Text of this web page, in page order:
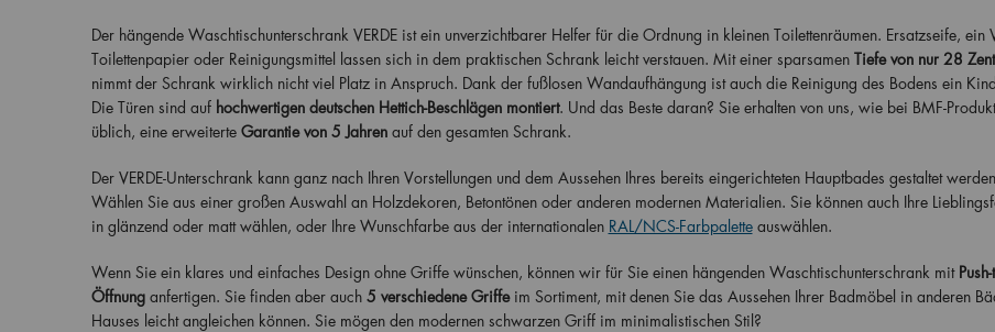
Der hängende Waschtischunterschrank VERDE ist ein unverzichtbarer Helfer für die Ordnung in kleinen Toilettenräumen. Ersatzseife, ein
Toilettenpapier oder Reinigungsmittel lassen sich in dem praktischen Schrank leicht verstauen. Mit einer sparsamen Tiefe von nur 28
nimmt der Schrank wirklich nicht viel Platz in Anspruch. Dank der fußlosen Wandaufhängung ist auch die Reinigung des Bodens ein
Die Türen sind auf hochwertigen deutschen Hettich-Beschlägen montiert. Und das Beste daran? Sie erhalten von uns, wie bei BMF-
üblich, eine erweiterte Garantie von 5 Jahrenauf den gesamten Schrank.
Der VERDE-Unterschrank kann ganz nach Ihren Vorstellungen und dem Aussehen Ihres bereits eingerichteten Hauptbades gestaltet
Wählen Sie aus einer großen Auswahl an Holzdekoren, Betontönen oder anderen modernen Materialien. Sie können auch Ihre
in glänzend oder matt wählen, oder Ihre Wunschfarbe aus der internationalen RAL/NCS-Farbpaletteauswählen.
Wenn Sie ein klares und einfaches Design ohne Griffe wünschen, können wir für Sie einen hängenden Waschtischunterschrank mit
Öffnunganfertigen. Sie finden aber auch 5 verschiedene Griffeim Sortiment, mit denen Sie das Aussehen Ihrer Badmöbel in anderen
Hauses leicht angleichen können. Sie mögen den modernen schwarzen Griff im minimalistischen Stil?